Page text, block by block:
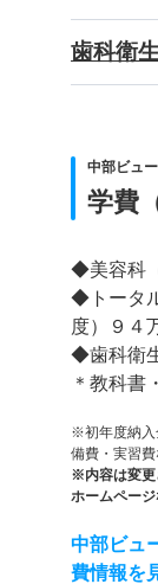
歯科衛
中部ビュ
学費
◆美容科
◆トータ
度）９４
◆歯科衛
＊教科書
※初年度納入
備費・実習費
※内容は変更
ホームページ
中部ビュ
費情報を